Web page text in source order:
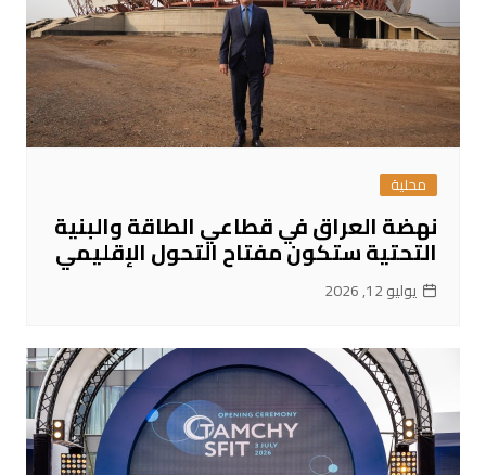
محلية
نهضة العراق في قطاعي الطاقة والبنية
التحتية ستكون مفتاح التحول الإقليمي
يوليو 12, 2026